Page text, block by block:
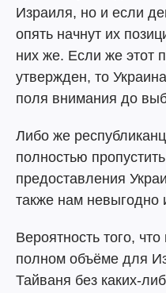
Израиля, но и если
опять начнут их
них же. Если же этот
утвержден, то
поля внимания до
Либо же
полностью
предоставления
также нам невыгодно
Вероятность того,
полном объёме для
Тайваня без каких-